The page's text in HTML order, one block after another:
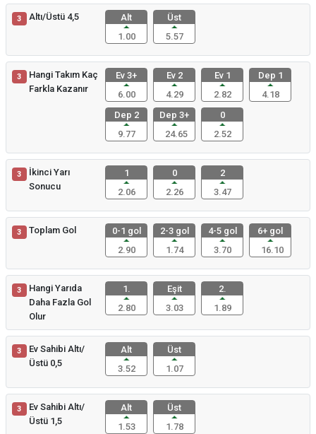
3 Altı/Üstü 4,5
Alt
1.00
Üst
5.57
3
Hangi Takım Kaç
Farkla Kazanır
Ev 3+
6.00
Ev 2
4.29
Ev 1
2.82
Dep 1
4.18
Dep 2
9.77
Dep 3+
24.65
0
2.52
3
İkinci Yarı
Sonucu
1
2.06
0
2.26
2
3.47
3 Toplam Gol
0-1 gol
2.90
2-3 gol
1.74
4-5 gol
3.70
6+ gol
16.10
3
Hangi Yarıda
Daha Fazla Gol
Olur
1.
2.80
Eşit
3.03
2.
1.89
3
Ev Sahibi Altı/
Üstü 0,5
Alt
3.52
Üst
1.07
3
Ev Sahibi Altı/
Üstü 1,5
Alt
1.53
Üst
1.78